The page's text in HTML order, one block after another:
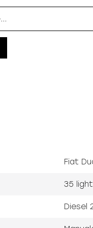
Fiat
35 light
Diesel